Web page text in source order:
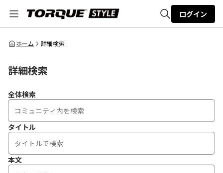
全体検索
ログイン
ホーム 詳細検索
詳細検索
全体検索
タイトル
本文